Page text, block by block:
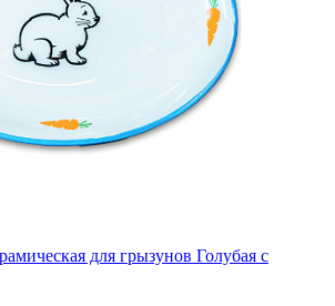
для грызунов Голубая с